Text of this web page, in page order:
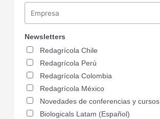
Newsletters
Redagrícola Chile
Redagrícola Perú
Redagrícola Colombia
Redagrícola México
Novedades de conferencias y cursos
Biologicals Latam (Español)